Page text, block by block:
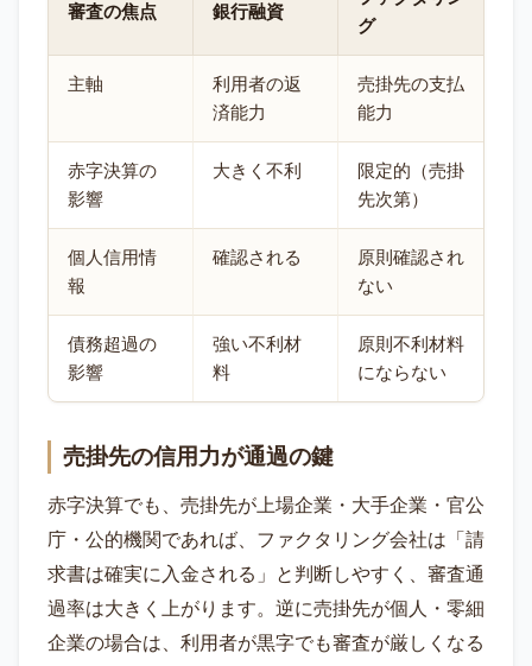
審査の焦点 銀行融資
グ
主軸
利用者の返
済能力
売掛先の支払
能力
赤字決算の
影響
大きく不利
限定的（売掛
先次第）
個人信用情
報
確認される
原則確認され
ない
債務超過の
影響
強い不利材
料
原則不利材料
にならない
売掛先の信用力が通過の鍵
赤字決算でも、売掛先が上場企業・大手企業・官公
庁・公的機関であれば、ファクタリング会社は「請
求書は確実に入金される」と判断しやすく、審査通
過率は大きく上がります。逆に売掛先が個人・零細
企業の場合は、利用者が黒字でも審査が厳しくなる